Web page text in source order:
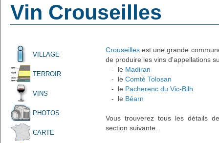
Vin Crouseilles
VILLAGE
TERROIR
VINS
PHOTOS
CARTE
Crouseilles est une grande
de produire les vins d'appellations
- le Madiran
- le Comté Tolosan
- le Pacherenc du Vic-Bilh
- le Béarn
Vous trouverez tous les détails
section suivante.